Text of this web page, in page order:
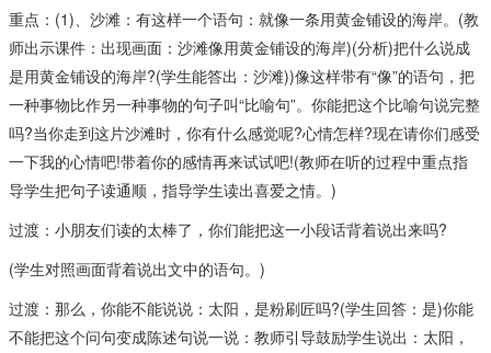
重点：(1)、沙滩：有这样一个语句：就像一条用黄金铺设的海岸。(教
师出示课件：出现画面：沙滩像用黄金铺设的海岸)(分析)把什么说成
是用黄金铺设的海岸?(学生能答出：沙滩))像这样带有“像”的语句，把
一种事物比作另一种事物的句子叫“比喻句”。你能把这个比喻句说完整
吗?当你走到这片沙滩时，你有什么感觉呢?心情怎样?现在请你们感受
一下我的心情吧!带着你的感情再来试试吧!(教师在听的过程中重点指
导学生把句子读通顺，指导学生读出喜爱之情。)
过渡：小朋友们读的太棒了，你们能把这一小段话背着说出来吗?
(学生对照画面背着说出文中的语句。)
过渡：那么，你能不能说说：太阳，是粉刷匠吗?(学生回答：是)你能
不能把这个问句变成陈述句说一说：教师引导鼓励学生说出：太阳，